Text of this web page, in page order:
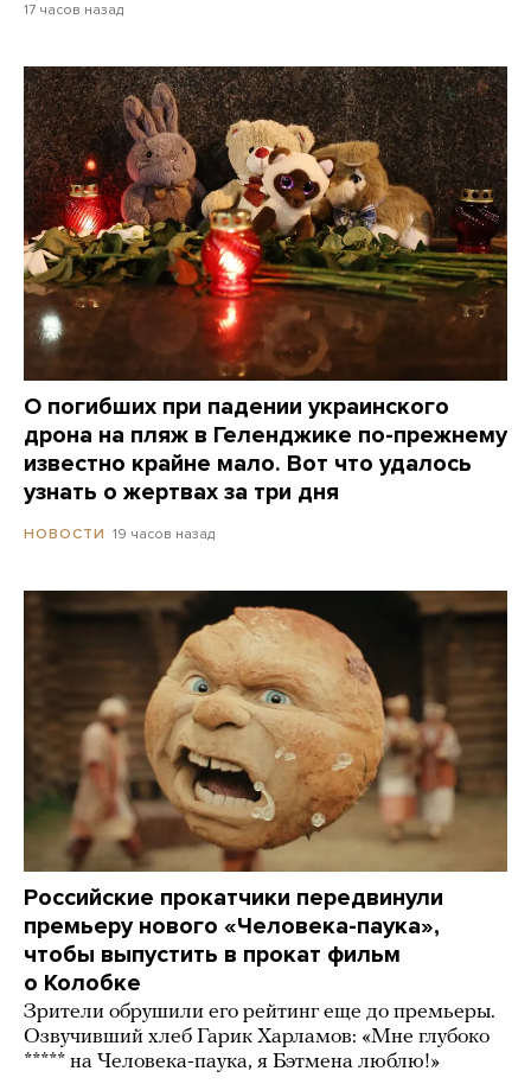
17 часов назад
О погибших при падении украинского
дрона на пляж в Геленджике по-прежнему
известно крайне мало. Вот что удалось
узнать о жертвах за три дня
НОВОСТИ 19 часов назад
Российские прокатчики передвинули
премьеру нового «Человека-паука»,
чтобы выпустить в прокат фильм
о Колобке
Зрители обрушили его рейтинг еще до премьеры.
Озвучивший хлеб Гарик Харламов: «Мне глубоко
***** на Человека-паука, я Бэтмена люблю!»